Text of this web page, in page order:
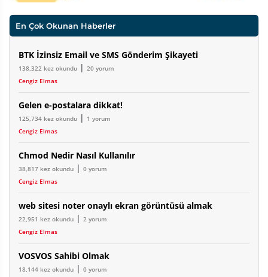
En Çok Okunan Haberler
BTK İzinsiz Email ve SMS Gönderim Şikayeti
138,322 kez okundu | 20 yorum
Cengiz Elmas
Gelen e-postalara dikkat!
125,734 kez okundu | 1 yorum
Cengiz Elmas
Chmod Nedir Nasıl Kullanılır
38,817 kez okundu | 0 yorum
Cengiz Elmas
web sitesi noter onaylı ekran görüntüsü almak
22,951 kez okundu | 2 yorum
Cengiz Elmas
VOSVOS Sahibi Olmak
18,144 kez okundu | 0 yorum